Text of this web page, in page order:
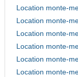
Location monte-
Location monte-
Location monte-
Location monte-
Location monte-
Location monte-